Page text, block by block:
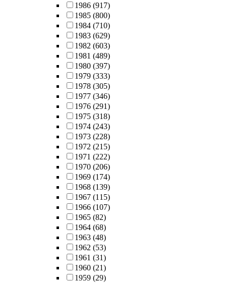
1986 (917)
1985 (800)
1984 (710)
1983 (629)
1982 (603)
1981 (489)
1980 (397)
1979 (333)
1978 (305)
1977 (346)
1976 (291)
1975 (318)
1974 (243)
1973 (228)
1972 (215)
1971 (222)
1970 (206)
1969 (174)
1968 (139)
1967 (115)
1966 (107)
1965 (82)
1964 (68)
1963 (48)
1962 (53)
1961 (31)
1960 (21)
1959 (29)